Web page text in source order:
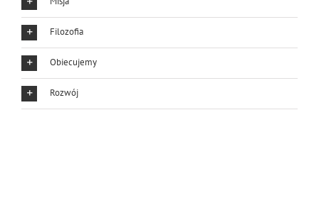
Filozofia
Obiecujemy
Rozwój